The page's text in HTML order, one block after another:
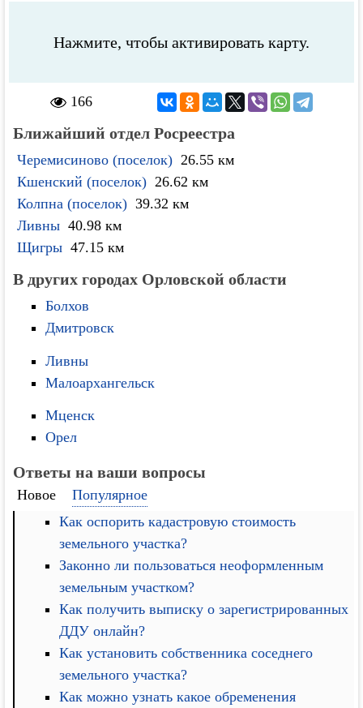
Нажмите, чтобы активировать карту.
166
Ближайший отдел Росреестра
Черемисиново (поселок) 26.55 км
Кшенский (поселок) 26.62 км
Колпна (поселок) 39.32 км
Ливны 40.98 км
Щигры 47.15 км
В других городах Орловской области
Болхов
Дмитровск
Ливны
Малоархангельск
Мценск
Орел
Ответы на ваши вопросы
Новое
Популярное
Как оспорить кадастровую стоимость
земельного участка?
Законно ли пользоваться неоформленным
земельным участком?
Как получить выписку о зарегистрированных
ДДУ онлайн?
Как установить собственника соседнего
земельного участка?
Как можно узнать какое обременения